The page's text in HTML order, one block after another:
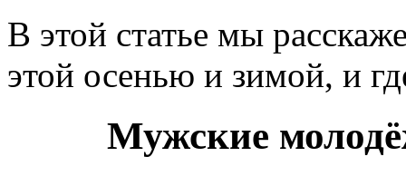
В этой статье мы
этой осенью и зимой, и
Мужские